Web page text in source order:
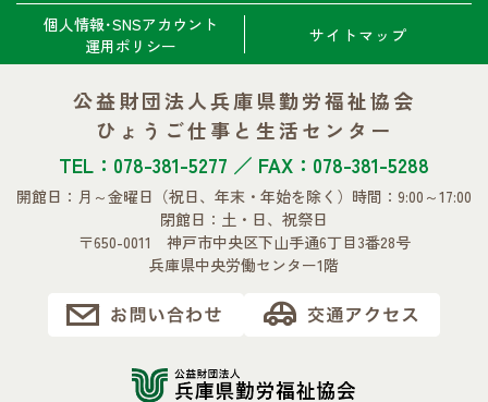
個人情報･SNSアカウント
運用ポリシー
サイトマップ
公益財団法人兵庫県勤労福祉協会
ひょうご仕事と生活センター
TEL：078-381-5277 ／ FAX：078-381-5288
開館日：月～金曜日 （祝日、年末・年始を除く） 時間：9:00～17:00
閉館日：土・日、祝祭日
〒650-0011 神戸市中央区下山手通6丁目3番28号
兵庫県中央労働センター1階